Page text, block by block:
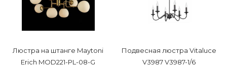
Люстра на штанге Maytoni
Erich MOD221-PL-08-G
Подвесная люстра Vitaluce
V3987 V3987-1/6